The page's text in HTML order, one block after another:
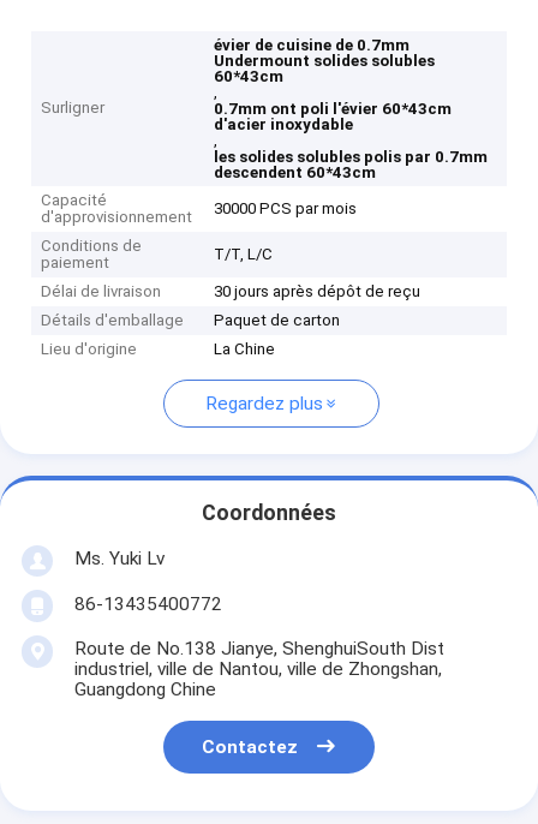
Surligner
évier de cuisine de 0.7mm
Undermount solides solubles
60*43cm
,
0.7mm ont poli l'évier 60*43cm
d'acier inoxydable
,
les solides solubles polis par 0.7mm
descendent 60*43cm
Capacité
d'approvisionnement
30000 PCS par mois
Conditions de
paiement
T/T, L/C
Délai de livraison
30 jours après dépôt de reçu
Détails d'emballage
Paquet de carton
Lieu d'origine
La Chine
Regardez plus
Coordonnées
Ms. Yuki Lv
86-13435400772
Route de No.138 Jianye, ShenghuiSouth Dist
industriel, ville de Nantou, ville de Zhongshan,
Guangdong Chine
Contactez